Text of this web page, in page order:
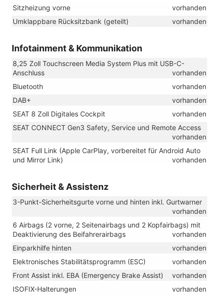
Sitzheizung vorne
vorhanden
Umklappbare Rücksitzbank (geteilt)
vorhanden
Infotainment & Kommunikation
8,25 Zoll Touchscreen Media System Plus mit USB-C-
Anschluss
vorhanden
Bluetooth
vorhanden
DAB+
vorhanden
SEAT 8 Zoll Digitales Cockpit
vorhanden
SEAT CONNECT Gen3 Safety, Service und Remote Access
vorhanden
SEAT Full Link (Apple CarPlay, vorbereitet für Android Auto
und Mirror Link)
vorhanden
Sicherheit & Assistenz
3-Punkt-Sicherheitsgurte vorne und hinten inkl. Gurtwarner
vorhanden
6 Airbags (2 vorne, 2 Seitenairbags und 2 Kopfairbags) mit
Deaktivierung des Beifahrerairbags
vorhanden
Einparkhilfe hinten
vorhanden
Elektronisches Stabilitätsprogramm (ESC)
vorhanden
Front Assist inkl. EBA (Emergency Brake Assist)
vorhanden
ISOFIX-Halterungen
vorhanden